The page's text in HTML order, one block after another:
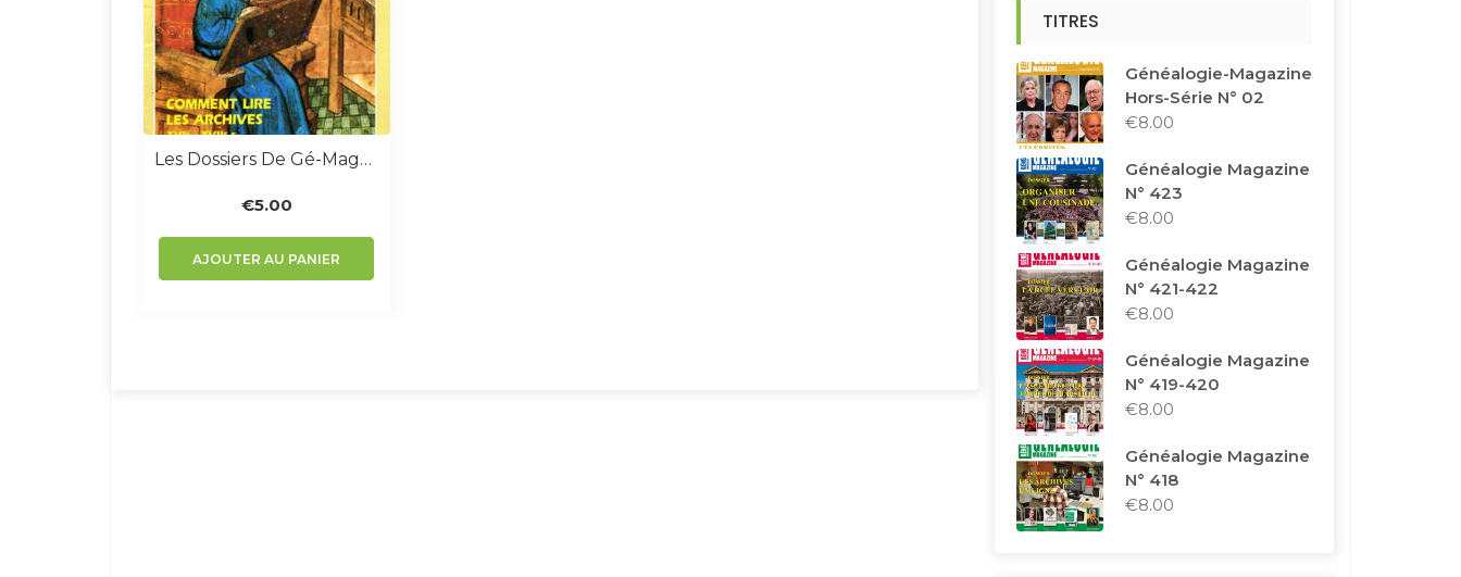
Les Dossiers De Gé-Magazine N° 6 : Comment Lire Les Archives XVIe-XVIIe Siècles
€5.00
AJOUTER AU PANIER
TITRES
Généalogie-Magazine
Hors-Série N° 02
€8.00
Généalogie Magazine
N° 423
€8.00
Généalogie Magazine
N° 421-422
€8.00
Généalogie Magazine
N° 419-420
€8.00
Généalogie Magazine
N° 418
€8.00